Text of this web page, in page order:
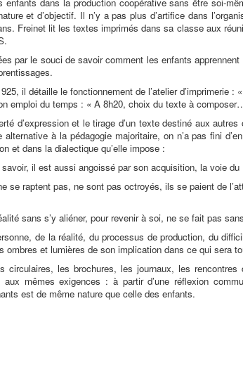
et d’objectif. Il n’y a pas plus d’artifice dans
Freinet lit les textes imprimés dans sa classe aux
par le souci de savoir comment les enfants
il détaille le fonctionnement de l’atelier
emploi du temps : « A 8h20, choix du texte à
d’expression et le tirage d’un texte destiné aux
alternative à la pédagogie majoritaire, on n’a pas fini
et dans la dialectique qu’elle impose :
savoir, il est aussi angoissé par son acquisition, la voie
se raptent pas, ne sont pas octroyés, ils se paient de
sans s’y aliéner, pour revenir à soi, ne se fait pas
de la réalité, du processus de production, du
ombres et lumières de son implication dans ce qui sera
circulaires, les brochures, les journaux, les
aux mêmes exigences : à partir d’une réflexion
est de même nature que celle des enfants.